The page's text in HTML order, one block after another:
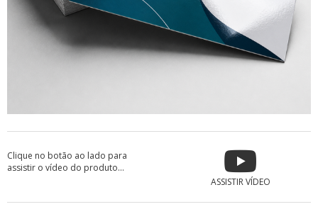
Clique no botão ao lado para
assistir o vídeo do produto...
ASSISTIR VÍDEO